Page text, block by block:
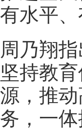
有水平
周乃翔
坚持教
源，推
务，一